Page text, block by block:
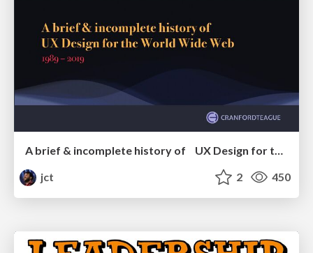
A brief & incomplete history of UX Design for the World Wide Web: 1989–2019
jct
2 450